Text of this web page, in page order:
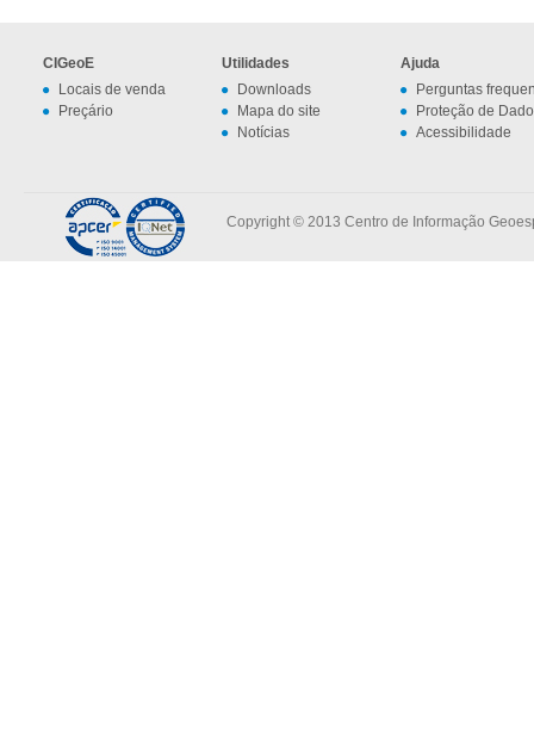
CIGeoE
Locais de venda
Preçário
Utilidades
Downloads
Mapa do site
Notícias
Ajuda
Perguntas
Proteção de
Acessibilidade
Copyright © 2013 Centro de Informação